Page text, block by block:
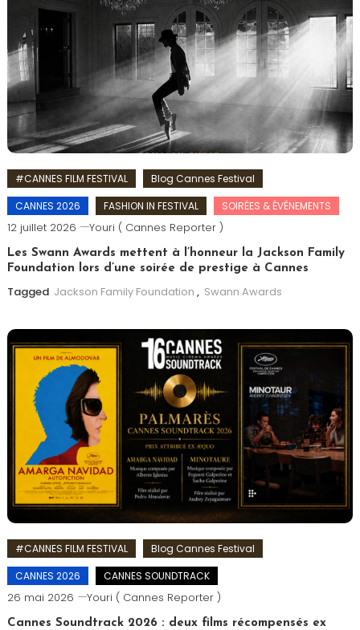
#CANNES FILM FESTIVAL
Blog Cannes Festival
CANNES 2026
FASHION IN FESTIVAL SOIRÉES & ÉVÉNEMENTS
12 juillet 2026 Youri ( Cannes Reporter )
Les Swann Awards mettent à l’honneur la Jackson Family
Foundation lors d’une soirée de prestige à Cannes
Tagged Jackson Family Foundation , Swann Awards
#CANNES FILM FESTIVAL
Blog Cannes Festival
CANNES 2026
CANNES SOUNDTRACK
26 mai 2026 Youri ( Cannes Reporter )
Cannes Soundtrack 2026 : deux films récompensés ex